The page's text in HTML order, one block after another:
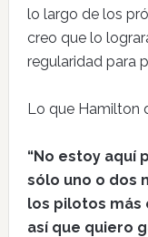
lo largo de los
creo que lo
regularidad para
Lo que Hamilton
“No estoy aquí
sólo uno o dos
los pilotos más
así que quiero